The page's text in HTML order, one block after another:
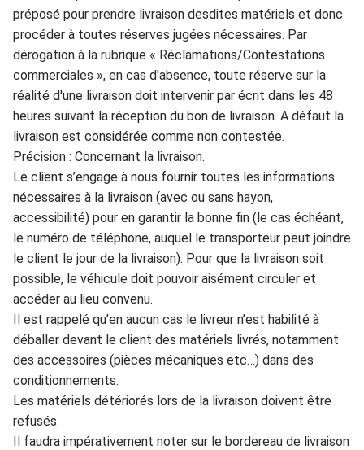
préposé pour prendre livraison desdites matériels et donc
procéder à toutes réserves jugées nécessaires. Par
dérogation à la rubrique « Réclamations/Contestations
commerciales », en cas d'absence, toute réserve sur la
réalité d'une livraison doit intervenir par écrit dans les 48
heures suivant la réception du bon de livraison. A défaut la
livraison est considérée comme non contestée.
Précision : Concernant la livraison.
Le client s’engage à nous fournir toutes les informations
nécessaires à la livraison (avec ou sans hayon,
accessibilité) pour en garantir la bonne fin (le cas échéant,
le numéro de téléphone, auquel le transporteur peut joindre
le client le jour de la livraison). Pour que la livraison soit
possible, le véhicule doit pouvoir aisément circuler et
accéder au lieu convenu.
Il est rappelé qu’en aucun cas le livreur n’est habilité à
déballer devant le client des matériels livrés, notamment
des accessoires (pièces mécaniques etc…) dans des
conditionnements.
Les matériels détériorés lors de la livraison doivent être
refusés.
Il faudra impérativement noter sur le bordereau de livraison